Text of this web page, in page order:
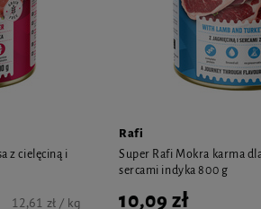
z cielęciną i
12,61 zł / kg
Rafi
Super Rafi Mokra karma
sercami indyka 800 g
10,09 zł